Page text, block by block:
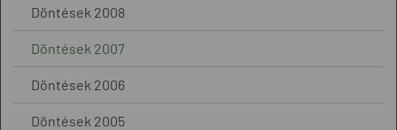
Döntések 2008
Döntések 2007
Döntések 2006
Döntések 2005